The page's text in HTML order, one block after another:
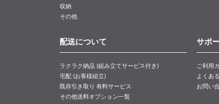
収納
その他
配送について
ラクラク納品 (組み立てサービス付き)
宅配 (お客様組立)
既存引き取り 有料サービス
その他送料オプション一覧
サポ
ご利用
よくあ
お問い